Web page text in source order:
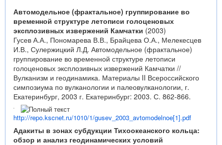
Автомодельное (фрактальное) группирование во
временной структуре летописи голоценовых
эксплозивных извержений Камчатки (2003)
Гусев А.А., Пономарева В.В., Брайцева О.А., Мелекесцев
И.В., Сулержицкий Л.Д. Автомодельное (фрактальное)
группирование во временной структуре летописи
голоценовых эксплозивных извержений Камчатки //
Вулканизм и геодинамика. Материалы II Всероссийского
симпозиума по вулканологии и палеовулканологии, г.
Екатеринбург, 2003 г. Екатеринбург: 2003. С. 862-866.
http://repo.kscnet.ru/1010/1/gusev_2003_avtomodelnoe[1].pdf
Адакиты в зонах субдукции Тихоокеанского кольца:
обзор и анализ геодинамических условий